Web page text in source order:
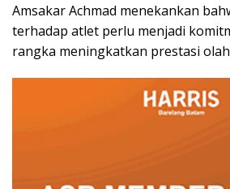
Amsakar Achmad menekankan
terhadap atlet perlu menjadi
rangka meningkatkan prestasi